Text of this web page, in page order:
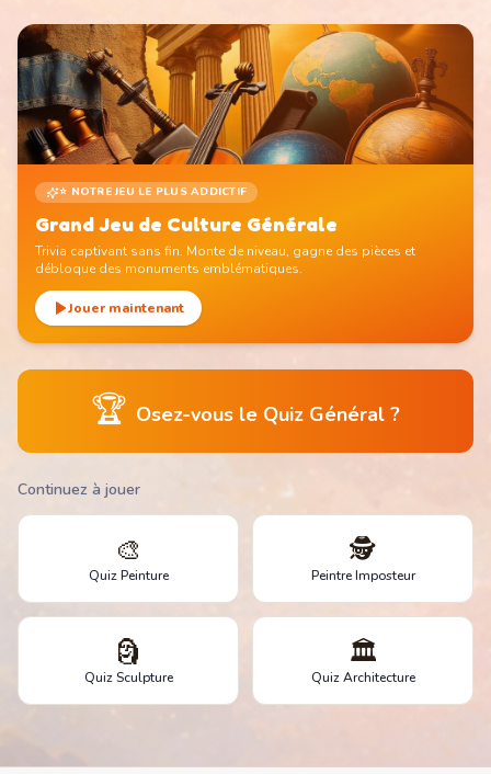
⭐ NOTRE JEU LE PLUS ADDICTIF
Grand Jeu de Culture Générale
Trivia captivant sans fin. Monte de niveau, gagne des pièces et
débloque des monuments emblématiques.
Jouer maintenant
🏆 Osez-vous le Quiz Général ?
Continuez à jouer
🎨
Quiz Peinture
🕵️
Peintre Imposteur
🗿
Quiz Sculpture
🏛️
Quiz Architecture